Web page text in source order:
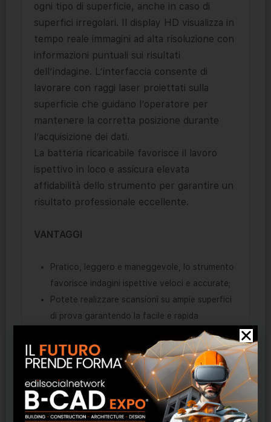
ogni tipo di superficie, anche in caso di
superfici irregolari. Il display HD visualizza in
tempo reale immagini ad alta risoluzione con
informazioni puntuali sui risultati
dell’indagine. L’interfaccia consente di
lavorare con raggi laser proiettati sulla
superficie che guidano l’operatore per
mantenere la corretta posizione durante
l’acquisizione dei dati.
La batteria ricaricabile favorisce il lavoro
ispettivo in loco e assicura elevata
affidabilità dello strumento per garantire un
risultato professionale eccellente.
VANTAGGI
Pratico, leggero e maneggevole, lo strumento
favorisce indagini ispettive veloci e accurate;
Potete realizzare scansioni su ampie superfici
di prova garantendo la facile e rapida
Avete a disposizione molteplici funzionalità in
un unico strumento e la registrazione
dettagliata dei risultati acquisiti.
APPLICAZIONI